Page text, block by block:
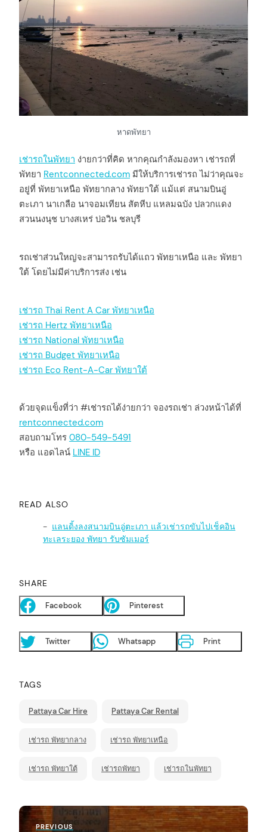
หาดพัทยา
เช่ารถในพัทยา ง่ายกว่าที่คิด หากคุณกำลังมองหา เช่ารถที่
พัทยา Rentconnected.com มีให้บริการเช่ารถ ไม่ว่าคุณจะ
อยู่ที่ พัทยาเหนือ พัทยากลาง พัทยาใต้ แม้แต่ สนามบินอู่
ตะเภา นาเกลือ นาจอมเทียน สัตหีบ แหลมฉบัง ปลวกแดง
สวนนงนุช บางสเหร่ บ่อวิน ชลบุรี
รถเช่าส่วนใหญ่จะสามารถรับได้แถว พัทยาเหนือ และ พัทยา
ใต้ โดยไม่มีค่าบริการส่ง เช่น
เช่ารถ Thai Rent A Car พัทยาเหนือ
เช่ารถ Hertz พัทยาเหนือ
เช่ารถ National พัทยาเหนือ
เช่ารถ Budget พัทยาเหนือ
เช่ารถ Eco Rent-A-Car พัทยาใต้
ด้วยจุดแข็งที่ว่า #เช่ารถได้ง่ายกว่า จองรถเช่า ล่วงหน้าได้ที่
rentconnected.com
สอบถามโทร 080-549-5491
หรือ แอดไลน์ LINE ID
READ ALSO
แลนดิ้งลงสนามบินอู่ตะเภา แล้วเช่ารถขับไปเช็คอิน
ทะเลระยอง พัทยา รับซัมเมอร์
SHARE
Facebook Pinterest
Twitter Whatsapp Print
TAGS
Pattaya Car Hire Pattaya Car Rental
เช่ารถ พัทยากลาง เช่ารถ พัทยาเหนือ
เช่ารถ พัทยาใต้ เช่ารถพัทยา เช่ารถในพัทยา
P
Previous
PREVIOUS